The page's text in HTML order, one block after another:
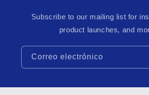
Subscribe to our mailing list for
product launches, and
Correo electrónico